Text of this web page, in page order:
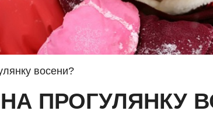
восени?
ПРОГУЛЯНКУ